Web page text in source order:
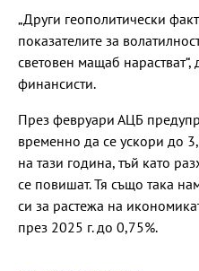
„Други геополитически
показателите за
световен мащаб
финансисти.
През февруари АЦБ
временно да се ускори до
на тази година, тъй като
се повишат. Тя също така
си за растежа на
през 2025 г. до 0,75%.